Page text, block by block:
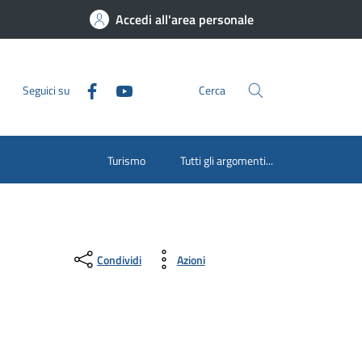
Accedi all'area personale
Seguici su Cerca
Turismo Tutti gli argomenti...
Condividi Azioni